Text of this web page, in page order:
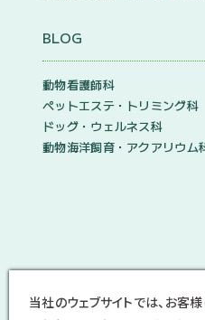
BLOG
動物看護師科
ペットエステ・トリミング科
ドッグ・ウェルネス科
動物海洋飼育・アクアリウム
当社のウェブサイトでは、お客